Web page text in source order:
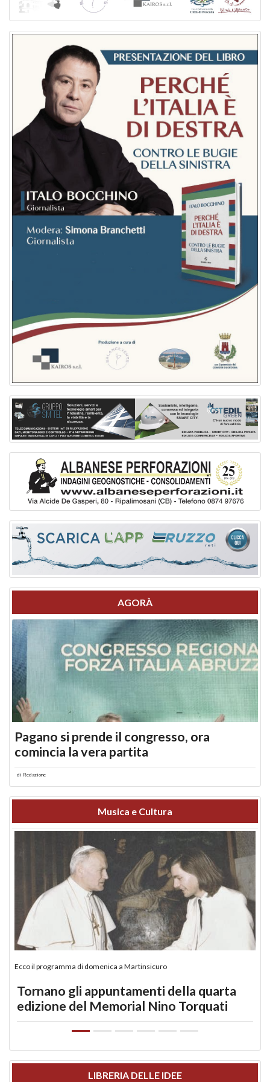
AGORÀ
Pagano si prende il congresso, ora
comincia la vera partita
di Redazione
Musica e Cultura
Ecco il programma di domenica a Martinsicuro
Tornano gli appuntamenti della quarta
edizione del Memorial Nino Torquati
LIBRERIA DELLE IDEE